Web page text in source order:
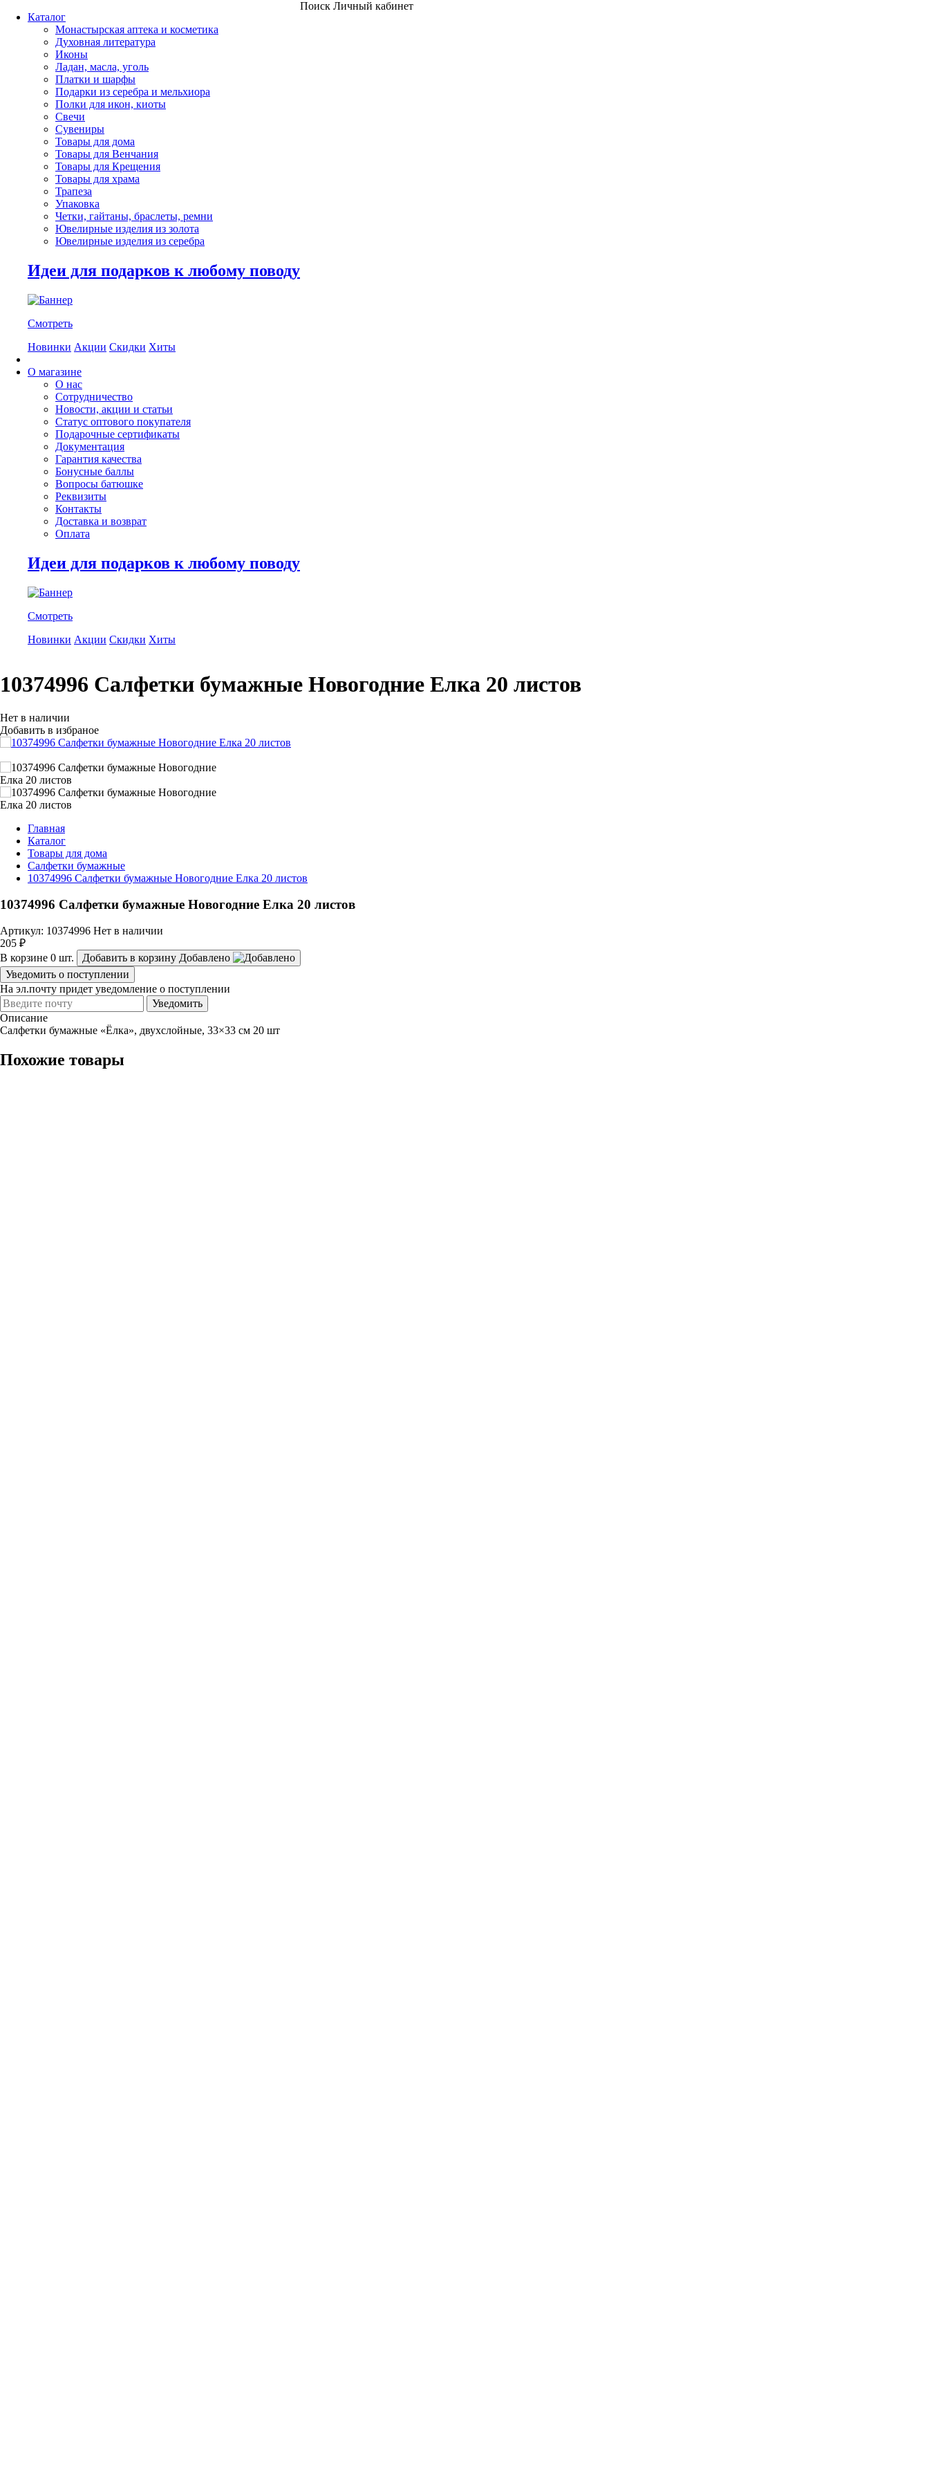
Каталог
Монастырская аптека и косметика
Духовная литература
Иконы
Ладан, масла, уголь
Платки и шарфы
Подарки из серебра и мельхиора
Полки для икон, киоты
Свечи
Сувениры
Товары для дома
Товары для Венчания
Товары для Крещения
Товары для храма
Трапеза
Упаковка
Четки, гайтаны, браслеты, ремни
Ювелирные изделия из золота
Ювелирные изделия из серебра
Идеи для подарков к любому поводу
Смотреть
Новинки Акции Скидки Хиты
О магазине
О нас
Сотрудничество
Новости, акции и статьи
Статус оптового покупателя
Подарочные сертификаты
Документация
Гарантия качества
Бонусные баллы
Вопросы батюшке
Реквизиты
Контакты
Доставка и возврат
Оплата
Идеи для подарков к любому поводу
Смотреть
Новинки Акции Скидки Хиты
Поиск Личный кабинет
10374996 Салфетки бумажные Новогодние Елка 20 листов
Нет в наличии
Добавить в избраное
Главная
Каталог
Товары для дома
Салфетки бумажные
10374996 Салфетки бумажные Новогодние Елка 20 листов
10374996 Салфетки бумажные Новогодние Елка 20 листов
Артикул: 10374996 Нет в наличии
205 ₽
В корзине 0 шт. Добавить в корзину Добавлено
Уведомить о поступлении
На эл.почту придет уведомление о поступлении
Уведомить
Описание
Салфетки бумажные «Ёлка», двухслойные, 33×33 см 20 шт
Похожие товары